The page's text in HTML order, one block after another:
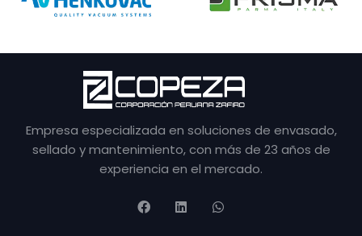
Empresa especializada en soluciones de envasado,
sellado y mantenimiento, con más de 23 años de
experiencia en el mercado.